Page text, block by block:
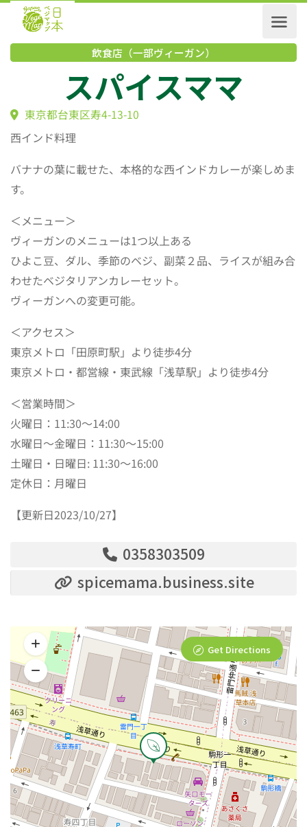
飲食店（一部ヴィーガン）
スパイスママ
東京都台東区寿4-13-10
西インド料理
バナナの葉に載せた、本格的な西インドカレーが楽しめま
す。
＜メニュー＞
ヴィーガンのメニューは1つ以上ある
ひよこ豆、ダル、季節のベジ、副菜２品、ライスが組み合
わせたベジタリアンカレーセット。
ヴィーガンへの変更可能。
＜アクセス＞
東京メトロ「田原町駅」より徒歩4分
東京メトロ・都営線・東武線「浅草駅」より徒歩4分
＜営業時間＞
火曜日：11:30～14:00
水曜日～金曜日：11:30～15:00
土曜日・日曜日: 11:30～16:00
定休日：月曜日
【更新日2023/10/27】
0358303509
spicemama.business.site
Get Directions